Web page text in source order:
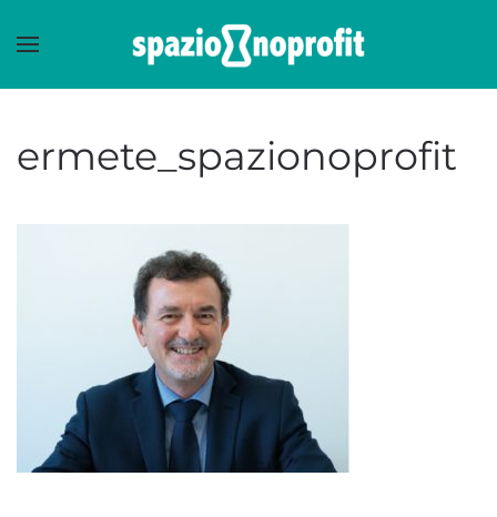
Skip to main content
ermete_spazionoprofit